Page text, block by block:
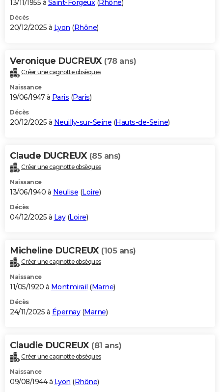
13/11/1955 à Saint-Forgeux(Rhône)
Décès
20/12/2025 à Lyon (Rhône)
Veronique DUCREUX (78 ans)
Créer une cagnotte obsèques
Naissance
19/06/1947 à Paris (Paris)
Décès
20/12/2025 à Neuilly-sur-Seine (Hauts-de-Seine)
Claude DUCREUX (85 ans)
Créer une cagnotte obsèques
Naissance
13/06/1940 à Neulise (Loire)
Décès
04/12/2025 à Lay(Loire)
Micheline DUCREUX (105 ans)
Créer une cagnotte obsèques
Naissance
11/05/1920 à Montmirail (Marne)
Décès
24/11/2025 à Épernay(Marne)
Claudie DUCREUX (81 ans)
Créer une cagnotte obsèques
Naissance
09/08/1944 à Lyon (Rhône)